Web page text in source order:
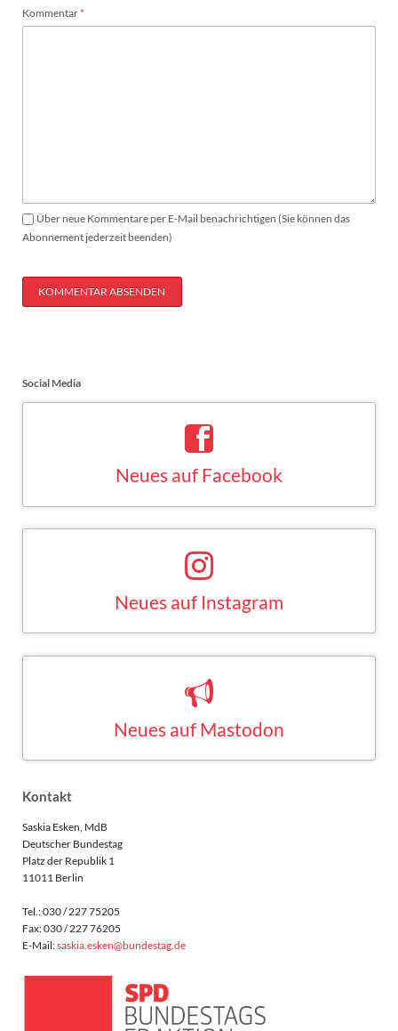
Pflichtfeld
Kommentar*
Über neue Kommentare per E-Mail benachrichtigen (Sie können das
Abonnement jederzeit beenden)
KOMMENTAR ABSENDEN
Social Media
Kontakt
Saskia Esken, MdB
Deutscher Bundestag
Platz der Republik 1
11011 Berlin
Tel.: 030 / 227 75205
Fax: 030 / 227 76205
E-Mail:saskia.esken@bundestag.de